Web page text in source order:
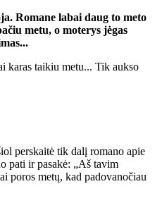
Romane labai daug to meto
metu, o moterys jėgas
karas taikiu metu... Tik aukso
perskaitė tik dalį romano apie
pati ir pasakė: „Aš tavim
poros metų, kad padovanočiau